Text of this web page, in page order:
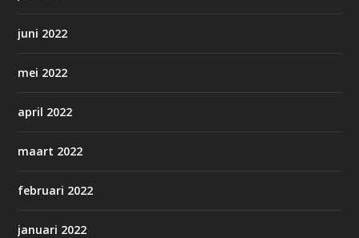
juni 2022
mei 2022
april 2022
maart 2022
februari 2022
januari 2022